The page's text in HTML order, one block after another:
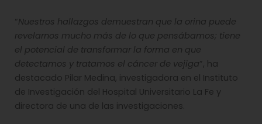
“Nuestros hallazgos demuestran que la orina puede
revelarnos mucho más de lo que pensábamos; tiene
el potencial de transformar la forma en que
detectamos y tratamos el cáncer de vejiga”, ha
destacado Pilar Medina, investigadora en el Instituto
de Investigación del Hospital Universitario La Fe y
directora de una de las investigaciones.